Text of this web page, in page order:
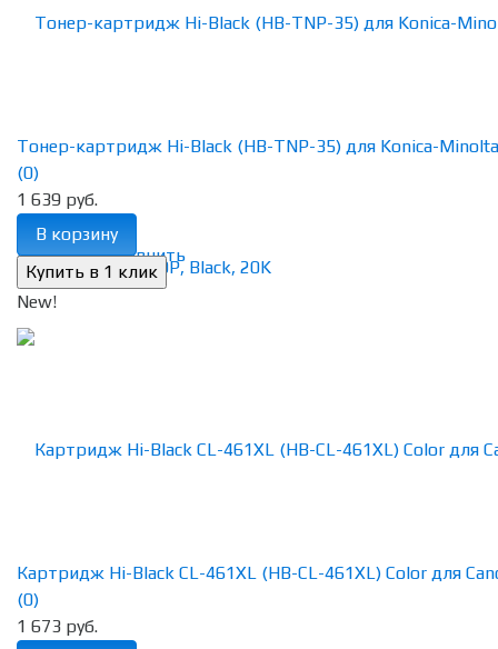
избранное сравнить
Тонер-картридж Hi-Black (HB-TNP-35) для Konica-
(0)
1 639 руб.
В корзину
New!
Картридж Hi-Black CL-461XL (HB-CL-461XL) Color для
(0)
1 673 руб.